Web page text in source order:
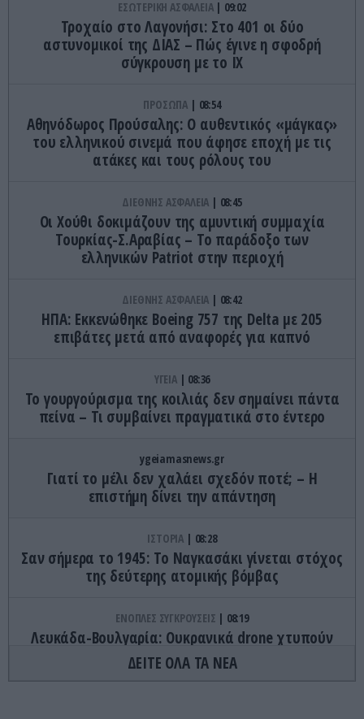
ΕΣΩΤΕΡΙΚΗ ΑΣΦΑΛΕΙΑ 09:02
Τροχαίο στο Λαγονήσι: Στο 401 οι δύο
αστυνομικοί της ΔΙΑΣ – Πώς έγινε η σφοδρή
σύγκρουση με το ΙΧ
ΠΡΟΣΩΠΑ 08:54
Αθηνόδωρος Προύσαλης: Ο αυθεντικός «μάγκας»
του ελληνικού σινεμά που άφησε εποχή με τις
ατάκες και τους ρόλους του
ΔΙΕΘΝΗΣ ΑΣΦΑΛΕΙΑ 08:45
Οι Χούθι δοκιμάζουν της αμυντική συμμαχία
Τουρκίας-Σ.Αραβίας – Το παράδοξο των
ελληνικών Patriot στην περιοχή
ΔΙΕΘΝΗΣ ΑΣΦΑΛΕΙΑ 08:42
ΗΠΑ: Εκκενώθηκε Boeing 757 της Delta με 205
επιβάτες μετά από αναφορές για καπνό
ΥΓΕΙΑ 08:36
Το γουργούρισμα της κοιλιάς δεν σημαίνει πάντα
πείνα – Τι συμβαίνει πραγματικά στο έντερο
ygeiamasnews.gr
Γιατί το μέλι δεν χαλάει σχεδόν ποτέ; – Η
επιστήμη δίνει την απάντηση
ΙΣΤΟΡΙΑ 08:28
Σαν σήμερα το 1945: Το Ναγκασάκι γίνεται στόχος
της δεύτερης ατομικής βόμβας
ΕΝΟΠΛΕΣ ΣΥΓΚΡΟΥΣΕΙΣ 08:19
Λευκάδα-Βουλγαρία: Ουκρανικά drone χτυπούν
την εθνική κυριαρχία και θέτουν σε κίνδυνο
οικονομίες χωρών του ΝΑΤΟ
ΔΕΙΤΕ ΟΛΑ ΤΑ ΝΕΑ